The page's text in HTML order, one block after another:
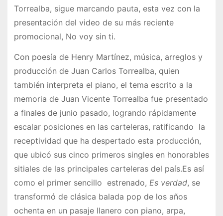
Torrealba, sigue marcando pauta, esta vez con la
presentación del video de su más reciente
promocional, No voy sin ti.
Con poesía de Henry Martínez, música, arreglos y
producción de Juan Carlos Torrealba, quien
también interpreta el piano, el tema escrito a la
memoria de Juan Vicente Torrealba fue presentado
a finales de junio pasado, logrando rápidamente
escalar posiciones en las carteleras, ratificando la
receptividad que ha despertado esta producción,
que ubicó sus cinco primeros singles en honorables
sitiales de las principales carteleras del país.Es así
como el primer sencillo estrenado, Es verdad, se
transformó de clásica balada pop de los años
ochenta en un pasaje llanero con piano, arpa,